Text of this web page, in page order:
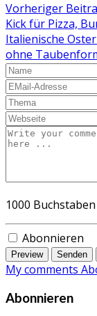
Vorheriger
Kick für Pizza,
Italienische
ohne
1000
Abonnieren
Preview Senden
My comments
Abonnieren